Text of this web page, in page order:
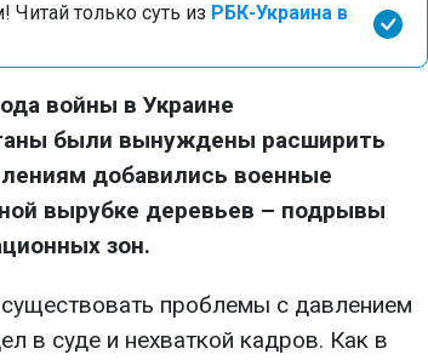
только суть из РБК-Украина в
войны в Украине
были вынуждены расширить
добавились военные
вырубке деревьев – подрывы
зон.
проблемы с давлением
в суде и нехваткой кадров. Как в